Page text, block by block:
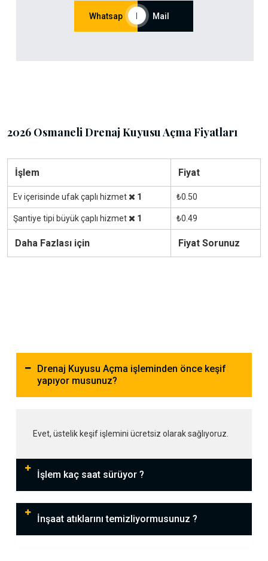
Whatsap Mail
2026 Osmaneli Drenaj Kuyusu Açma Fiyatları
İşlem Fiyat
Ev içerisinde ufak çaplı hizmet 1 ₺0.50
Şantiye tipi büyük çaplı hizmet 1 ₺0.49
Daha Fazlası için Fiyat Sorunuz
Drenaj Kuyusu Açma işleminden önce keşif
yapıyor musunuz?
Evet, üstelik keşif işlemini ücretsiz olarak sağlıyoruz.
İşlem kaç saat sürüyor ?
İnşaat atıklarını temizliyormusunuz ?